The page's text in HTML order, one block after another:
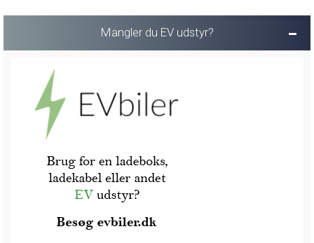
Mangler du EV udstyr?